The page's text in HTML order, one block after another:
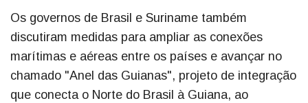
Os governos de Brasil e Suriname também
discutiram medidas para ampliar as conexões
marítimas e aéreas entre os países e avançar no
chamado "Anel das Guianas", projeto de integração
que conecta o Norte do Brasil à Guiana, ao